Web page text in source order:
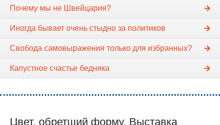
Почему мы не Швейцария?
Иногда бывает очень стыдно за политиков
Свобода самовыражения только для избранных?
Капустное счастье бедняка
Цвет, обретший форму. Выставка